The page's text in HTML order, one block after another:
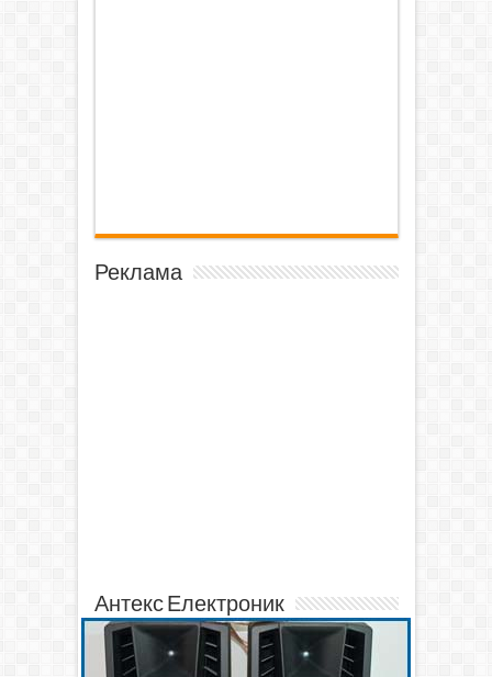
Реклама
Антекс Електроник